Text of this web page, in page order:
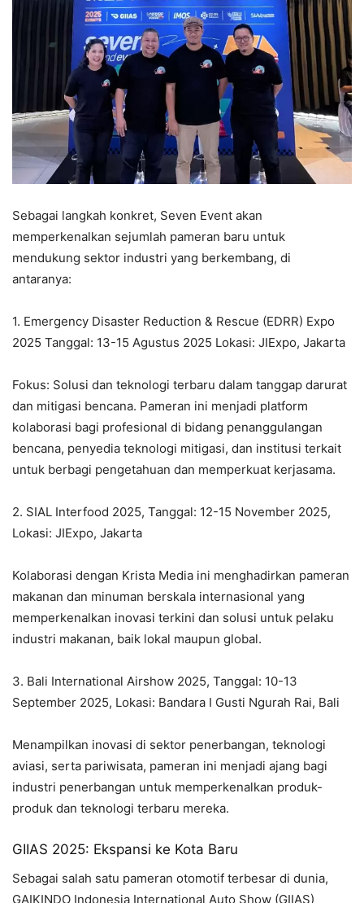
Sebagai langkah konkret, Seven Event akan
memperkenalkan sejumlah pameran baru untuk
mendukung sektor industri yang berkembang, di
antaranya:
1. Emergency Disaster Reduction & Rescue (EDRR) Expo
2025 Tanggal: 13-15 Agustus 2025 Lokasi: JIExpo, Jakarta
Fokus: Solusi dan teknologi terbaru dalam tanggap darurat
dan mitigasi bencana. Pameran ini menjadi platform
kolaborasi bagi profesional di bidang penanggulangan
bencana, penyedia teknologi mitigasi, dan institusi terkait
untuk berbagi pengetahuan dan memperkuat kerjasama.
2. SIAL Interfood 2025, Tanggal: 12-15 November 2025,
Lokasi: JIExpo, Jakarta
Kolaborasi dengan Krista Media ini menghadirkan pameran
makanan dan minuman berskala internasional yang
memperkenalkan inovasi terkini dan solusi untuk pelaku
industri makanan, baik lokal maupun global.
3. Bali International Airshow 2025, Tanggal: 10-13
September 2025, Lokasi: Bandara I Gusti Ngurah Rai, Bali
Menampilkan inovasi di sektor penerbangan, teknologi
aviasi, serta pariwisata, pameran ini menjadi ajang bagi
industri penerbangan untuk memperkenalkan produk-
produk dan teknologi terbaru mereka.
GIIAS 2025: Ekspansi ke Kota Baru
Sebagai salah satu pameran otomotif terbesar di dunia,
GAIKINDO Indonesia International Auto Show (GIIAS)